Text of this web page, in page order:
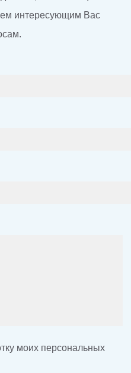
интересующим Вас
моих персональных